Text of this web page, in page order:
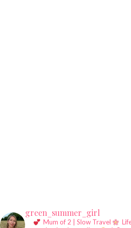
green_summer_girl
Mum of 2 | Slow Travel